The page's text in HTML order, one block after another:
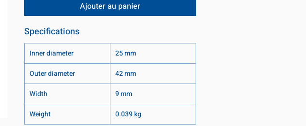
Ajouter au panier
Specifications
Inner diameter
25 mm
Outer diameter
42 mm
Width
9 mm
Weight
0.039 kg